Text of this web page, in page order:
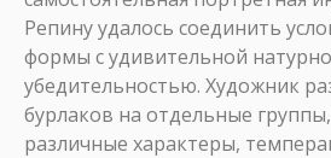
Репину удалось соединить
формы с удивительной
убедительностью. Художник
бурлаков на отдельные
различные характеры,